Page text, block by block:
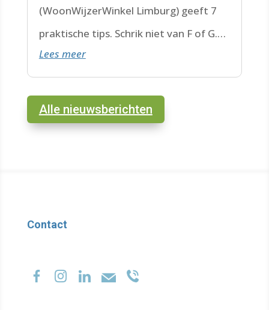
(WoonWijzerWinkel Limburg) geeft 7
praktische tips. Schrik niet van F of G.
Check de datum. Lees hier verder.
Lees meer
Alle nieuwsberichten
Contact